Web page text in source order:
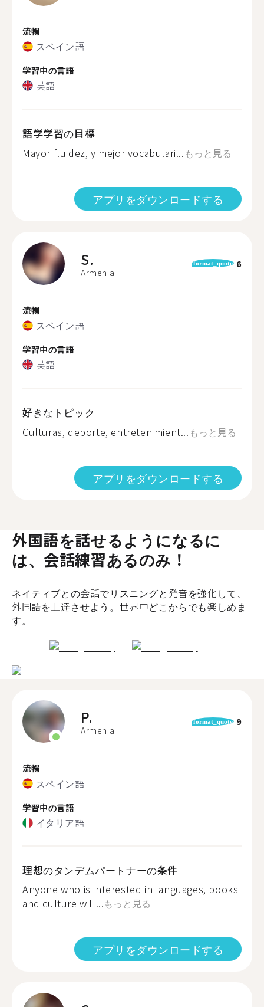
流暢
スペイン語
学習中の言語
英語
語学学習の目標
Mayor fluidez, y mejor vocabulari... もっと見る
アプリをダウンロードする
S.
Armenia
format_quote 6
流暢
スペイン語
学習中の言語
英語
好きなトピック
Culturas, deporte, entretenimient... もっと見る
アプリをダウンロードする
外国語を話せるようになるに
は、会話練習あるのみ！
ネイティブとの会話でリスニングと発音を強化して、
外国語を上達させよう。世界中どこからでも楽しめま
す。
P.
Armenia
format_quote 9
流暢
スペイン語
学習中の言語
イタリア語
理想のタンデムパートナーの条件
Anyone who is interested in languages, books
and culture will...もっと見る
アプリをダウンロードする